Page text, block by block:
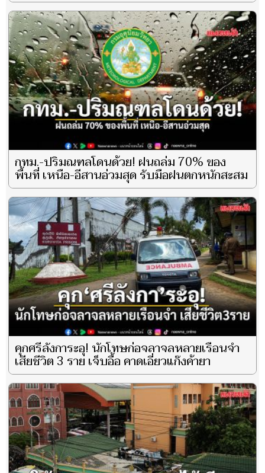
กทม.-ปริมณฑลโดนด้วย! ฝนถล่ม 70% ของ
พื้นที่ เหนือ-อีสานอ่วมสุด รับมือฝนตกหนักสะสม
คุกศรีลังการะอุ! นักโทษก่อจลาจลหลายเรือนจำ
เสียชีวิต 3 ราย เจ็บอื้อ คาดเอี่ยวแก๊งค้ายา